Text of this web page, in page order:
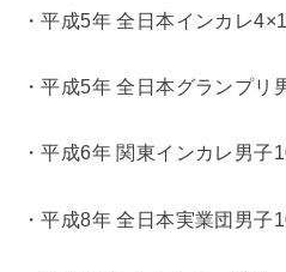
・平成5年 全日本インカレ
・平成5年 全日本グランプリ
・平成6年 関東インカレ男子
・平成8年 全日本実業団男子